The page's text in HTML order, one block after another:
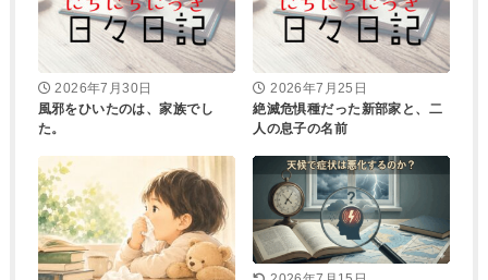
2026年7月30日
風邪をひいたのは、家族でし
た。
2026年7月25日
絶滅危惧種だった新部家と、二
人の息子の名前